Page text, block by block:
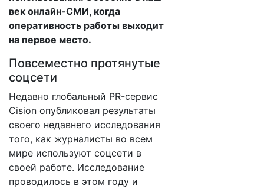
век онлайн-СМИ, когда
оперативность работы выходит
на первое место.
Повсеместно протянутые
соцсети
Недавно глобальный PR-сервис
Cision опубликовал результаты
своего недавнего исследования
того, как журналисты во всем
мире используют соцсети в
своей работе. Исследование
проводилось в этом году и